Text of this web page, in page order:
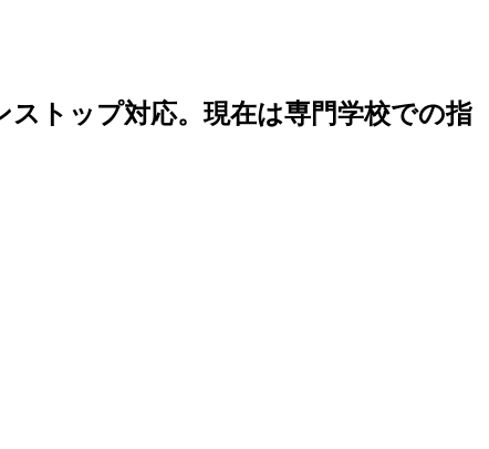
トップ対応。現在は専門学校での指